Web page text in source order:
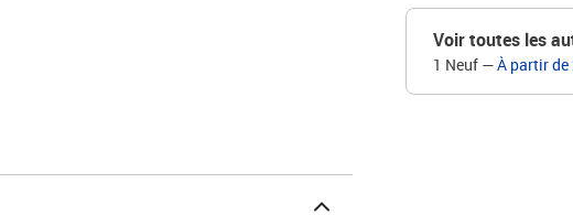
Voir toutes les
1 Neuf —À partir de